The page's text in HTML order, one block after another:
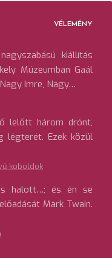
VÉLEMÉNY
kiállítás
Múzeumban Gaál
Imre, Nagy…
lelőtt három drónt,
légterét. Ezek közül
koboldok
is halott…; és én se
Mark Twain.